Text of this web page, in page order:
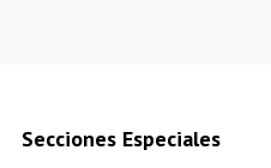
Secciones Especiales